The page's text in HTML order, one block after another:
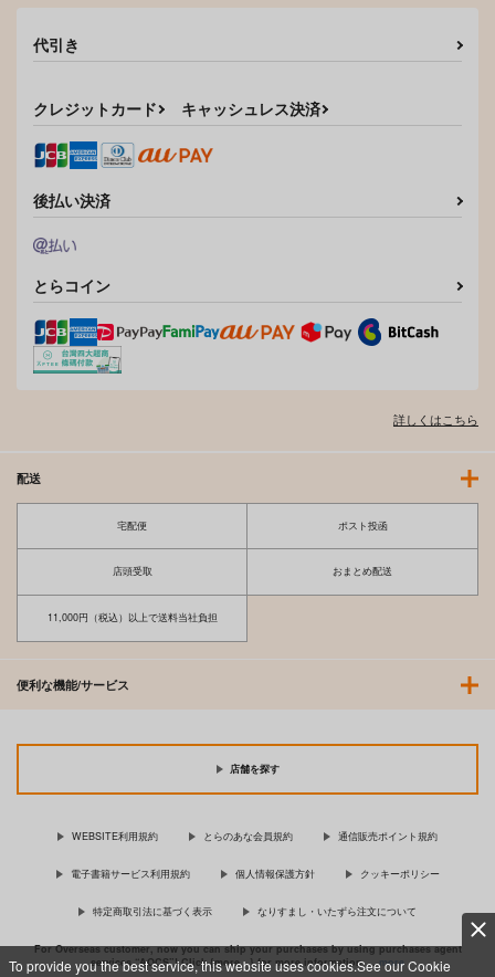
To provide you the best service, this website uses cookies.See our Cookie
代引き
クレジットカード キャッシュレス決済
後払い決済
とらコイン
詳しくはこちら
配送
宅配便 ポスト投函
店頭受取 おまとめ配送
11,000円（税込）以上で送料当社負担
便利な機能/サービス
店舗を探す
WEBSITE利用規約 とらのあな会員規約 通信販売ポイント規約
電子書籍サービス利用規約 個人情報保護方針 クッキーポリシー
特定商取引法に基づく表示 なりすまし・いたずら注文について
For Overseas customer, now you can ship your purchases by using purchases agent
services “AOCS”! Click {more…} for more information …more